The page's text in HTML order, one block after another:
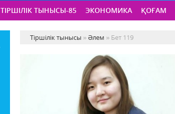
ТІРШІЛІК ТЫНЫСЫ-85 ЭКОНОМИКА ҚОҒАМ
Тіршілік тынысы »Әлем » Бет 119